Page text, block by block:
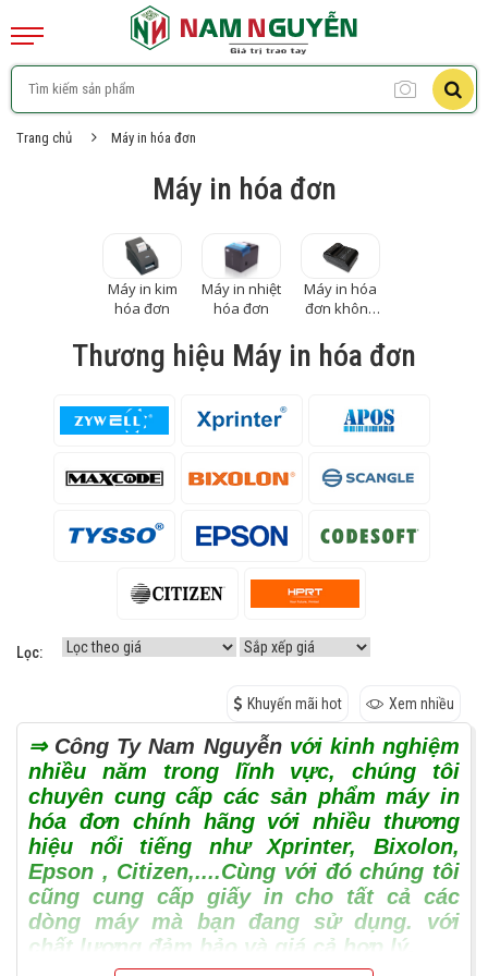
Trang chủ Máy in hóa đơn
Máy in hóa đơn
Máy in kim
hóa đơn
Máy in nhiệt
hóa đơn
Máy in hóa
đơn không
Thương hiệu Máy in hóa đơn
Lọc:
Khuyến mãi hot Xem nhiều
⇒ Công Ty Nam Nguyễnvới kinh nghiệm
nhiều năm trong lĩnh vực, chúng tôi
chuyên cung cấp các sản phẩm máy in
hóa đơn chính hãng với nhiều thương
hiệu nổi tiếng như Xprinter, Bixolon,
Epson , Citizen,....Cùng với đó chúng tôi
cũng cung cấp giấy in cho tất cả các
dòng máy mà bạn đang sử dụng. với
chất lượng đảm bảo và giá cả hợp lý.